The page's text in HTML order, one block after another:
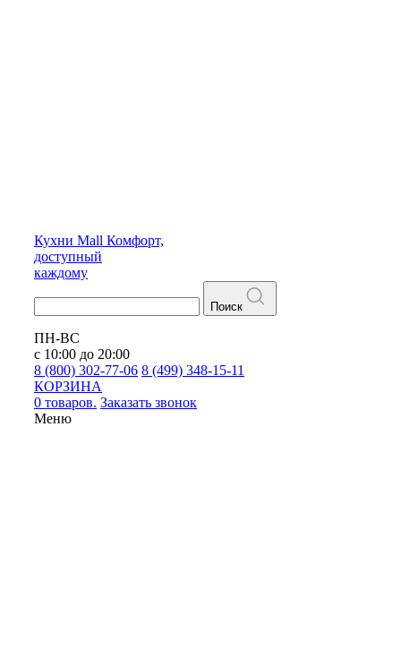
Кухни Mall Комфорт,
доступный
каждому
Поиск
ПН-ВС
с 10:00 до 20:00
8 (800) 302-77-06 8 (499) 348-15-11
КОРЗИНА
0 товаров. Заказать звонок
Меню